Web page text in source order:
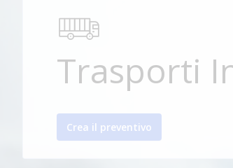
Trasporti
Crea il preventivo